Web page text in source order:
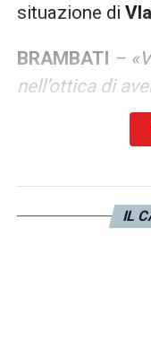
situazione di
BRAMBATI –
nell’ottica di
esploderti per
sta lavorando
Fagioli,
IL